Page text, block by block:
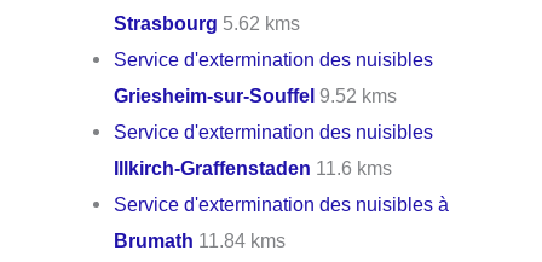
Strasbourg 5.62 kms
Service d'extermination des nuisibles
Griesheim-sur-Souffel 9.52 kms
Service d'extermination des nuisibles
Illkirch-Graffenstaden 11.6 kms
Service d'extermination des nuisibles à
Brumath 11.84 kms